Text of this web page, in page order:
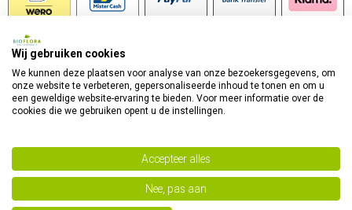
Powered bynopCommerce
Wij gebruiken cookies
We kunnen deze plaatsen voor analyse van onze bezoekersgegevens, om
onze website te verbeteren, gepersonaliseerde inhoud te tonen en om u
een geweldige website-ervaring te bieden. Voor meer informatie over de
cookies die we gebruiken opent u de instellingen.
Accepteer alles
Nee, pas aan